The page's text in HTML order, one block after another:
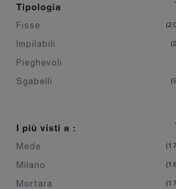
Tipologia
Fisse
Impilabili
Pieghevoli
Sgabelli
I più visti a :
Mede
Milano
Mortara